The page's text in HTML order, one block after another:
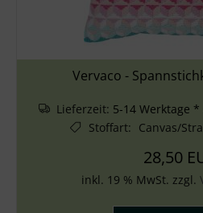
Vervaco -
Lieferzeit: 5-14 Werktage
Stoffart: Canvas/
28,50
inkl. 19 % MwSt. zzgl.